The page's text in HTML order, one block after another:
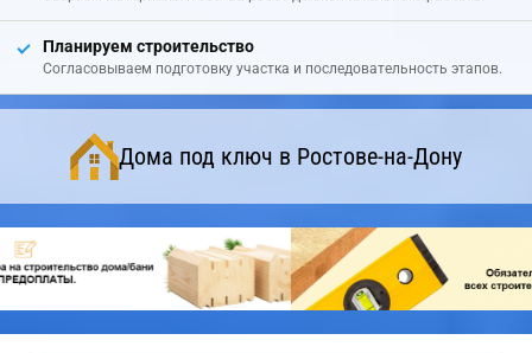
Планируем строительство
Согласовываем подготовку участка и последовательность этапов.
Дома под ключ в Ростове-на-Дону